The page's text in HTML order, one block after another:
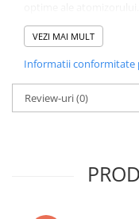
Asigurați-vă că
aer de înaltă calitate.
preventive, acest filtru
în stare optimă de
viitoare.
Compatibil cu:
VEZI MAI MULT
Informatii conformitate
Review-uri(0)